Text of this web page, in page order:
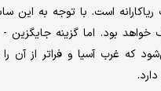
است. با توجه به این
بود. اما گزینه
که غرب آسیا و فراتر از